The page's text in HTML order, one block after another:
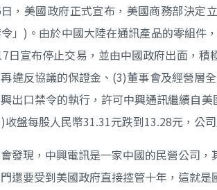
，美國政府正式宣布，美國商務部決
令」)。由於中國大陸在通訊產品的零組
日宣布停止交易，並由中國政府出面，
違反協議的保證金、(3)董事會及經營層
出口禁令的執行，許可中興通訊繼續自
收盤每股人民幣31.31元跌到13.28元，公
發現，中興電訊是一家中國的民營公司
還要受到美國政府直接控管十年，這就